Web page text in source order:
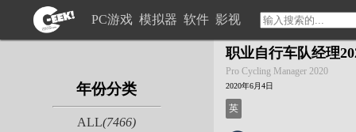
PC游戏 模拟器 软件 影视
年份分类
ALL(7466)
职业自行车队经理
Pro Cycling Manager 2020
2020年6月4日
英